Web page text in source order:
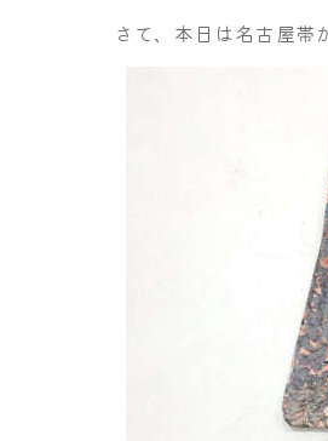
さて、本日は名古屋帯